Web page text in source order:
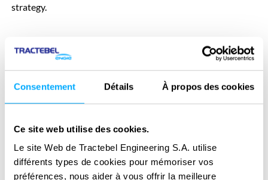
Consentement Détails À propos des cookies
Ce site web utilise des cookies.
Le site Web de Tractebel Engineering S.A. utilise
différents types de cookies pour mémoriser vos
préférences, nous aider à vous offrir la meilleure
strategy.